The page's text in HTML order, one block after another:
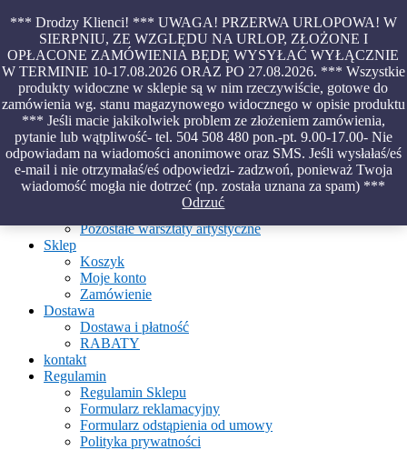
*** Drodzy Klienci! *** UWAGA! PRZERWA URLOPOWA! W
SIERPNIU, ZE WZGLĘDU NA URLOP, ZŁOŻONE I
OPŁACONE ZAMÓWIENIA BĘDĘ WYSYŁAĆ WYŁĄCZNIE
W TERMINIE 10-17.08.2026 ORAZ PO 27.08.2026. *** Wszystkie
produkty widoczne w sklepie są w nim rzeczywiście, gotowe do
zamówienia wg. stanu magazynowego widocznego w opisie produktu
*** Jeśli macie jakikolwiek problem ze złożeniem zamówienia,
pytanie lub wątpliwość- tel. 504 508 480 pon.-pt. 9.00-17.00- Nie
odpowiadam na wiadomości anonimowe oraz SMS. Jeśli wysłałaś/eś
e-mail i nie otrzymałaś/eś odpowiedzi- zadzwoń, ponieważ Twoja
wiadomość mogła nie dotrzeć (np. została uznana za spam) ***
Odrzuć
Skip
content
Piękno malowane na wodzie – papiery marmurkowe – materiały
introligatorskie – oprawy – etui – pudełka
Aktualności
O Pracowni
Ebru
Warsztaty
Warsztaty malowania na wodzie
Pozostałe warsztaty artystyczne
Sklep
Koszyk
Moje konto
Zamówienie
Dostawa
Dostawa i płatność
RABATY
kontakt
Regulamin
Regulamin Sklepu
Formularz reklamacyjny
Formularz odstąpienia od umowy
Polityka prywatności